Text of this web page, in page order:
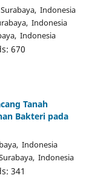
Indonesia
Indonesia
Indonesia
670
Tanah
Bakteri pada
Indonesia
Indonesia
341